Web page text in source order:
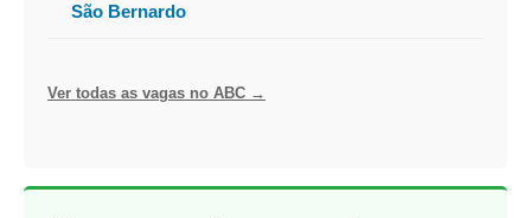
São Bernardo
Ver todas as vagas no ABC →